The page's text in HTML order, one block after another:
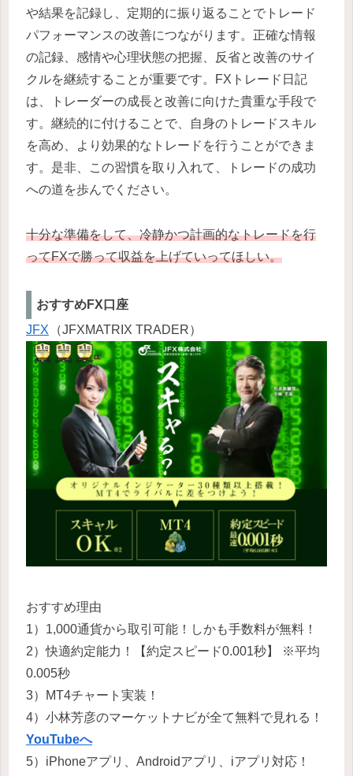
や結果を記録し、定期的に振り返ることでトレード
パフォーマンスの改善につながります。正確な情報
の記録、感情や心理状態の把握、反省と改善のサイ
クルを継続することが重要です。FXトレード日記
は、トレーダーの成長と改善に向けた貴重な手段で
す。継続的に付けることで、自身のトレードスキル
を高め、より効果的なトレードを行うことができま
す。是非、この習慣を取り入れて、トレードの成功
への道を歩んでください。
十分な準備をして、冷静かつ計画的なトレードを行
ってFXで勝って収益を上げていってほしい。
おすすめFX口座
JFX
（JFXMATRIX TRADER）
おすすめ理由
1）1,000通貨から取引可能！しかも手数料が無料！
2）快適約定能力！【約定スピード0.001秒】 ※平均
0.005秒
3）MT4チャート実装！
4）小林芳彦のマーケットナビが全て無料で見れる！
YouTubeへ
5）iPhoneアプリ、Androidアプリ、iアプリ対応！